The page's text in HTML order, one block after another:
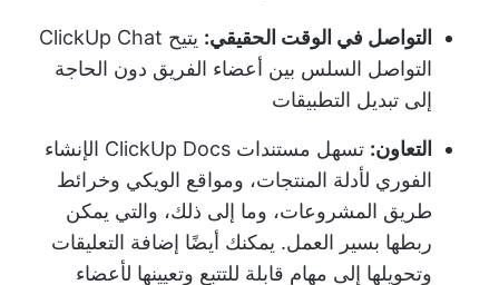
التواصل في الوقت الحقيقي:
يتيح ClickUp Chat
التواصل السلس بين أعضاء الفريق دون الحاجة
إلى تبديل التطبيقات
التعاون:
تسهل مستندات ClickUp Docs الإنشاء
الفوري لأدلة المنتجات، ومواقع الويكي وخرائط
طريق المشروعات، وما إلى ذلك، والتي يمكن
ربطها بسير العمل. يمكنك أيضًا إضافة التعليقات
وتحويلها إلى مهام قابلة للتتبع وتعيينها لأعضاء